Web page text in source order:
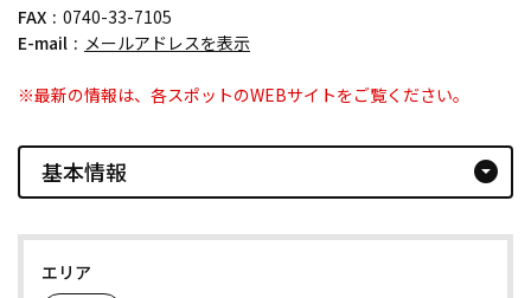
FAX
0740-33-7105
E-mail
メールアドレスを表示
※最新の情報は、各スポットのWEBサイトをご覧ください。
基本情報 arrow_drop_down_circle
エリア